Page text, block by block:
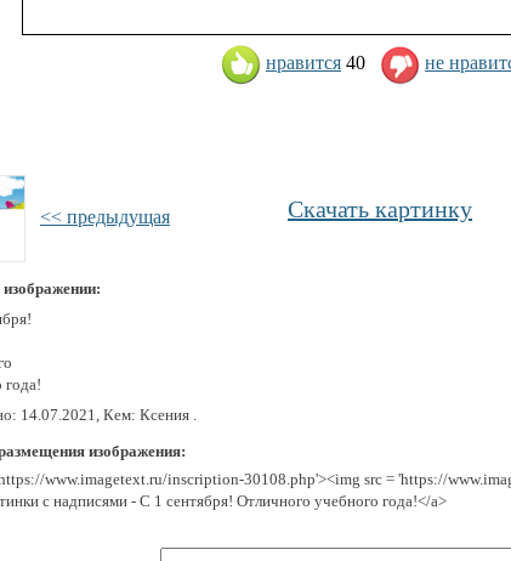
нравится 40 не
<< предыдущая Скачать картинку
изображении:
года!
14.07.2021, Кем: Ксения .
изображения:
www.imagetext.ru/inscription-30108.php'><img src = 'https://
с надписями - С 1 сентября! Отличного учебного года!</a>